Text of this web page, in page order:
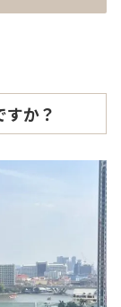
か？